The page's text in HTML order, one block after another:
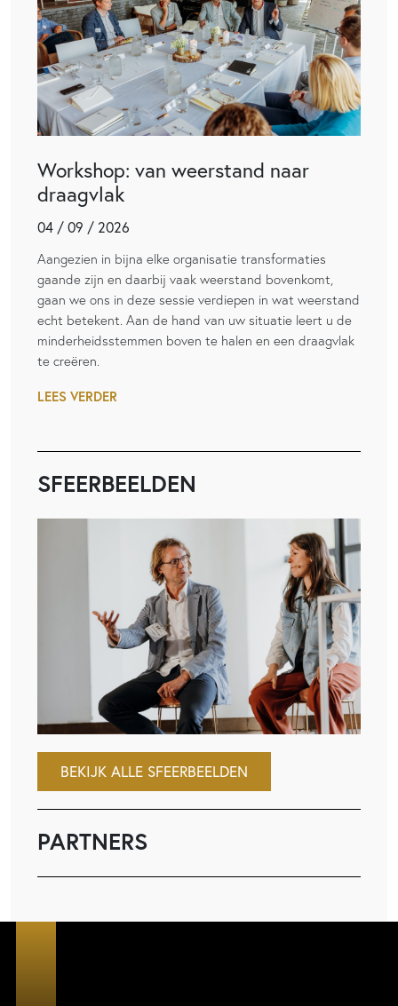
Workshop: van weerstand naar
draagvlak
04 / 09 / 2026
Aangezien in bijna elke organisatie transformaties
gaande zijn en daarbij vaak weerstand bovenkomt,
gaan we ons in deze sessie verdiepen in wat weerstand
echt betekent. Aan de hand van uw situatie leert u de
minderheidsstemmen boven te halen en een draagvlak
te creëren.
LEES VERDER
SFEERBEELDEN
BEKIJK ALLE SFEERBEELDEN
PARTNERS